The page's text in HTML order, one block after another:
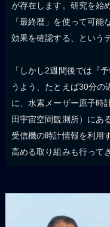
が存在します。研究を始
「最終暦」を使って可
効果を確認する、という
「しかし2週間後では『
うよう、たとえば30分の
に、水素メーザー原子時
田宇宙空間観測所）にあ
受信機の時計情報を利用
高める取り組みも行って